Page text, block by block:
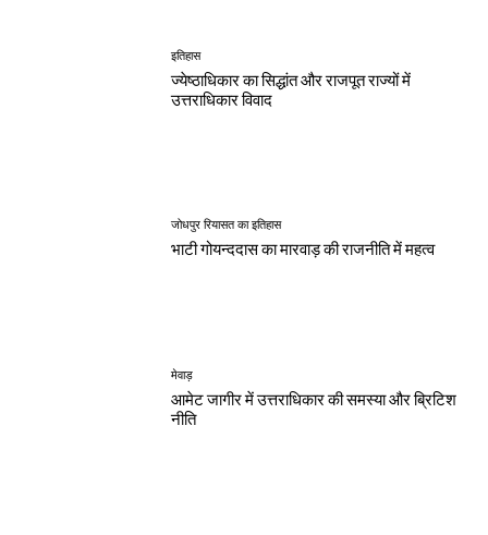
इतिहास
ज्येष्ठाधिकार का सिद्धांत और राजपूत राज्यों में
उत्तराधिकार विवाद
जोधपुर रियासत का इतिहास
भाटी गोयन्ददास का मारवाड़ की राजनीति में महत्व
मेवाड़
आमेट जागीर में उत्तराधिकार की समस्या और ब्रिटिश
नीति